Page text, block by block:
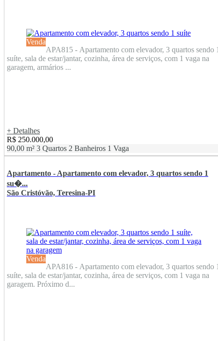
Venda
APA815 - Apartamento com elevador, 3 quartos sendo
suíte, sala de estar/jantar, cozinha, área de serviços, com 1 vaga na
garagem, armários ...
+ Detalhes
R$ 250.000,00
90,00 m² 3 Quartos 2 Banheiros 1 Vaga
Apartamento - Apartamento com elevador, 3 quartos sendo 1
su�...
São Cristóvão, Teresina-PI
Venda
APA816 - Apartamento com elevador, 3 quartos sendo
suíte, sala de estar/jantar, cozinha, área de serviços, com 1 vaga na
garagem. Próximo d...